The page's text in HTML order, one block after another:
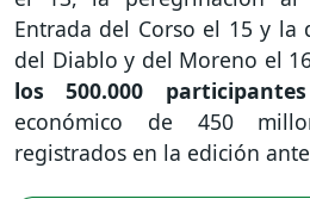
Entrada del Corso el 15 y la
del Diablo y del Moreno el
los 500.000 participantes
económico de 450
registrados en la edición